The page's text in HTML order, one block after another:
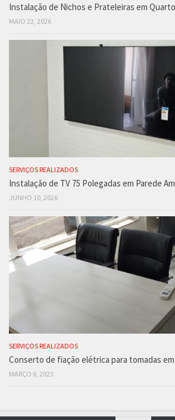
Instalação de Nichos e Prateleiras em
MAIO 22, 2026
SERVIÇOS REALIZADOS
Instalação de TV 75 Polegadas em Parede
JUNHO 10, 2026
SERVIÇOS REALIZADOS
Conserto de fiação elétrica para tomadas
MARÇO 6, 2023